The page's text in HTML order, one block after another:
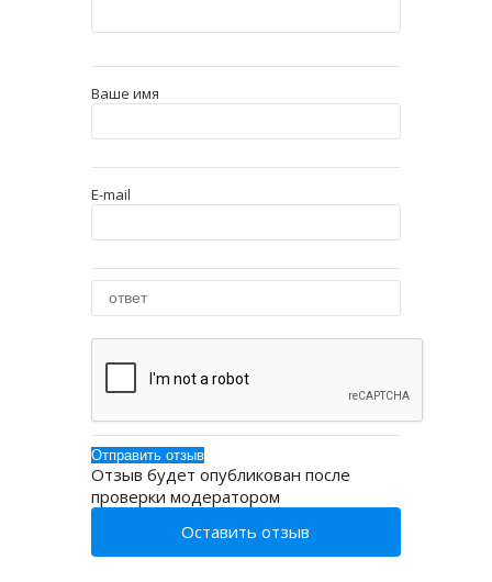
Ваше имя
E-mail
Отзыв будет опубликован после
проверки модератором
Оставить отзыв